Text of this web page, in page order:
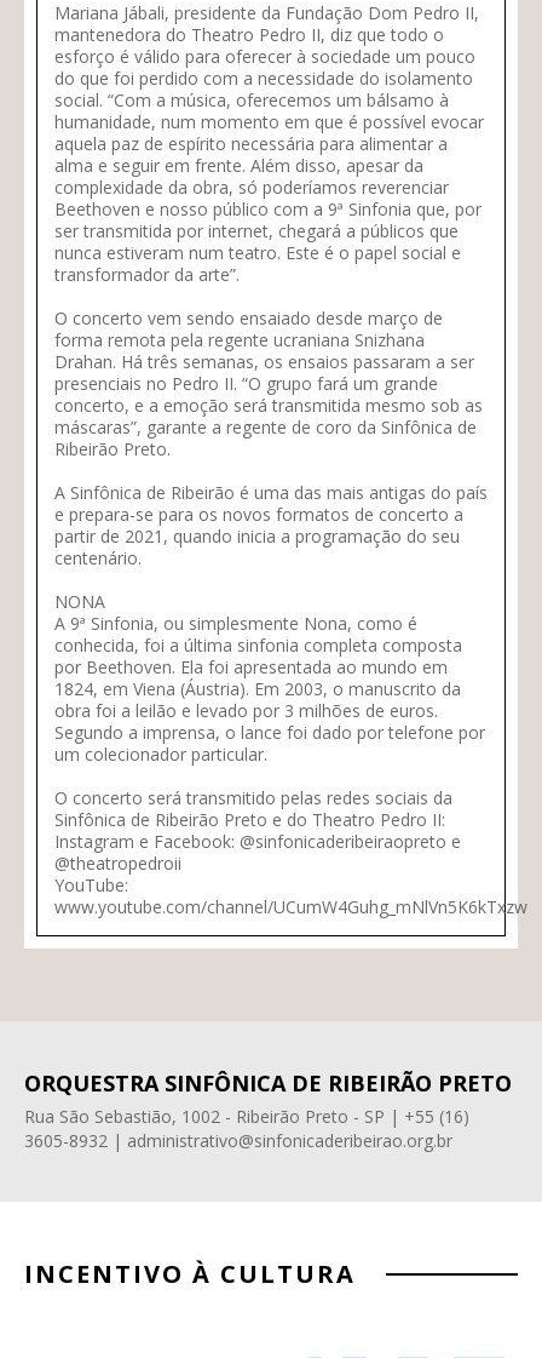
Mariana Jábali, presidente da Fundação Dom Pedro II,
mantenedora do Theatro Pedro II, diz que todo o
esforço é válido para oferecer à sociedade um pouco
do que foi perdido com a necessidade do isolamento
social. “Com a música, oferecemos um bálsamo à
humanidade, num momento em que é possível evocar
aquela paz de espírito necessária para alimentar a
alma e seguir em frente. Além disso, apesar da
complexidade da obra, só poderíamos reverenciar
Beethoven e nosso público com a 9ª Sinfonia que, por
ser transmitida por internet, chegará a públicos que
nunca estiveram num teatro. Este é o papel social e
transformador da arte”.
O concerto vem sendo ensaiado desde março de
forma remota pela regente ucraniana Snizhana
Drahan. Há três semanas, os ensaios passaram a ser
presenciais no Pedro II. “O grupo fará um grande
concerto, e a emoção será transmitida mesmo sob as
máscaras”, garante a regente de coro da Sinfônica de
Ribeirão Preto.
A Sinfônica de Ribeirão é uma das mais antigas do país
e prepara-se para os novos formatos de concerto a
partir de 2021, quando inicia a programação do seu
centenário.
NONA
A 9ª Sinfonia, ou simplesmente Nona, como é
conhecida, foi a última sinfonia completa composta
por Beethoven. Ela foi apresentada ao mundo em
1824, em Viena (Áustria). Em 2003, o manuscrito da
obra foi a leilão e levado por 3 milhões de euros.
Segundo a imprensa, o lance foi dado por telefone por
um colecionador particular.
O concerto será transmitido pelas redes sociais da
Sinfônica de Ribeirão Preto e do Theatro Pedro II:
Instagram e Facebook: @sinfonicaderibeiraopreto e
@theatropedroii
YouTube:
www.youtube.com/channel/UCumW4Guhg_mNlVn5K6kTxzw
ORQUESTRA SINFÔNICA DE RIBEIRÃO PRETO
Rua São Sebastião, 1002 - Ribeirão Preto - SP | +55 (16)
3605-8932 | administrativo@sinfonicaderibeirao.org.br
INCENTIVO À CULTURA